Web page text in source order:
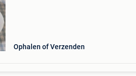
Ophalen of Verzenden